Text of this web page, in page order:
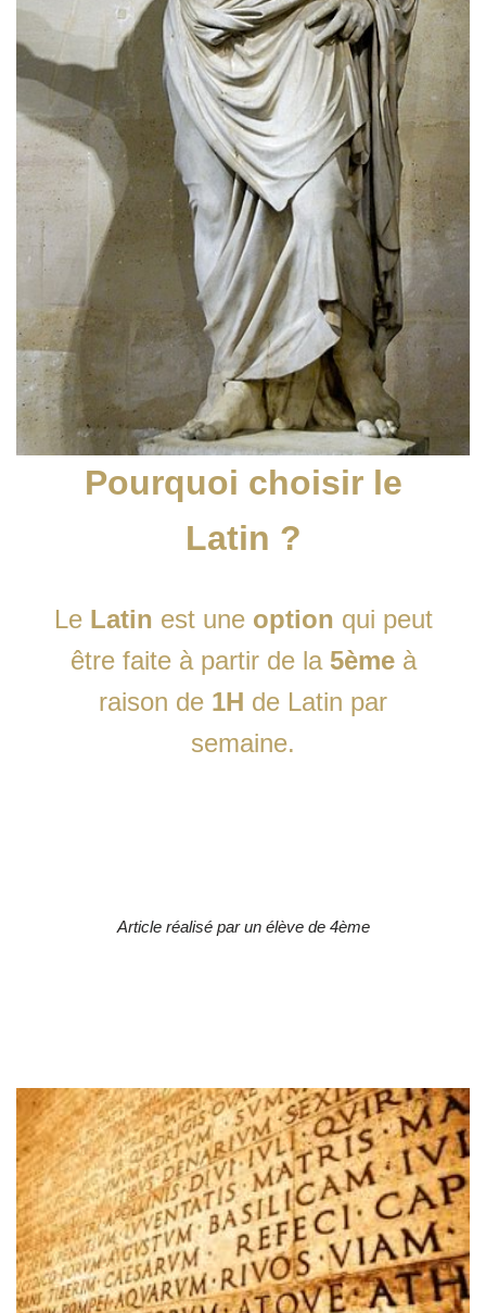
Pourquoi choisir le
Latin ?
Le Latin est une option qui peut
être faite à partir de la 5èmeà
raison de 1H de Latin par
semaine.
Article réalisé par un élève de 4ème